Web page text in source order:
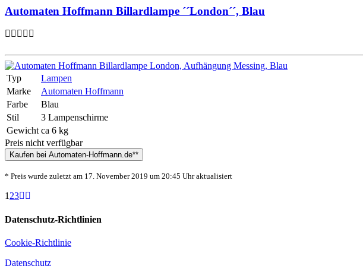
Automaten Hoffmann Billardlampe ´´London´´, Blau
Typ
Lampen
Marke
Automaten Hoffmann
Farbe
Blau
Stil
3 Lampenschirme
Gewicht ca 6 kg
Preis nicht verfügbar
Kaufen bei Automaten-Hoffmann.de**
* Preis wurde zuletzt am 17. November 2019 um 20:45 Uhr aktualisiert
1 23
Datenschutz-Richtlinien
Cookie-Richtlinie
Datenschutz